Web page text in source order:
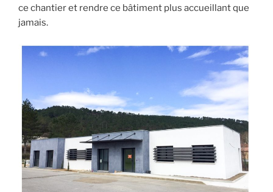
ce chantier et rendre ce bâtiment plus accueillant que
jamais.